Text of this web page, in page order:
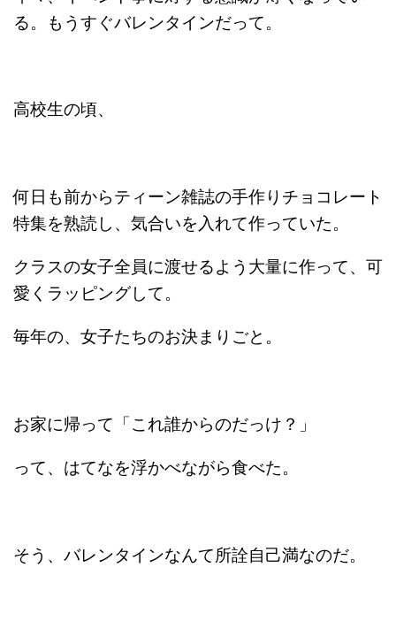
る。もうすぐバレンタインだって。
高校生の頃、
何日も前からティーン雑誌の手作りチョコレート
特集を熟読し、気合いを入れて作っていた。
クラスの女子全員に渡せるよう大量に作って、可
愛くラッピングして。
毎年の、女子たちのお決まりごと。
お家に帰って「これ誰からのだっけ？」
って、はてなを浮かべながら食べた。
そう、バレンタインなんて所詮自己満なのだ。